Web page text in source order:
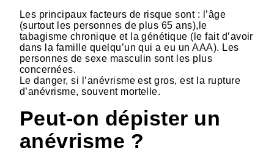
Les principaux facteurs de risque sont : l’âge
(surtout les personnes de plus 65 ans),le
tabagisme chronique et la génétique (le fait d’avoir
dans la famille quelqu’un qui a eu un AAA). Les
personnes de sexe masculin sont les plus
concernées.
Le danger, si l’anévrisme est gros, est la rupture
d’anévrisme, souvent mortelle.
Peut-on dépister un
anévrisme ?